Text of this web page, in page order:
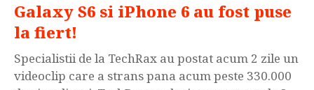
Galaxy S6 si iPhone 6 au fost puse
la fiert!
Specialistii de la TechRax au postat acum 2 zile un
videoclip care a strans pana acum peste 330.000